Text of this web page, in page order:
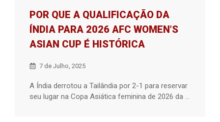
POR QUE A QUALIFICAÇÃO DA
ÍNDIA PARA 2026 AFC WOMEN’S
ASIAN CUP É HISTÓRICA
7 de Julho, 2025
A Índia derrotou a Tailândia por 2-1 para reservar
seu lugar na Copa Asiática feminina de 2026 da ...